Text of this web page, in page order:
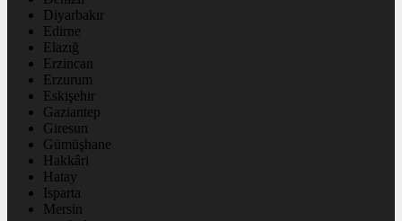
Diyarbakır
Edirne
Elazığ
Erzincan
Erzurum
Eskişehir
Gaziantep
Giresun
Gümüşhane
Hakkâri
Hatay
Isparta
Mersin